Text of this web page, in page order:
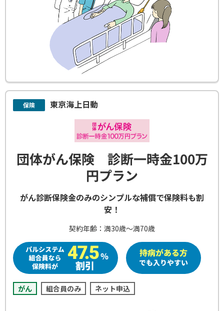
保険 東京海上日動
団体がん保険 診断一時金100万
円プラン
がん診断保険金のみのシンプルな補償で保険料も割
安！
契約年齢：満30歳～満70歳
がん 組合員のみ ネット申込